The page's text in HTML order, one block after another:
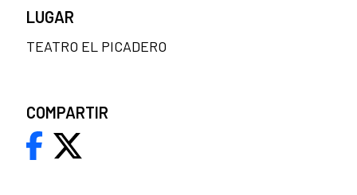
LUGAR
TEATRO EL PICADERO
COMPARTIR